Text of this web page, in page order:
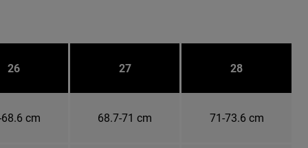
26 27 28
cm 68.7-71 cm 71-73.6 cm